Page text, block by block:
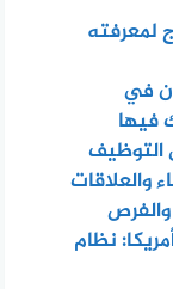
لمعرفته
في
فيها
التوظيف
والعلاقات
نظام